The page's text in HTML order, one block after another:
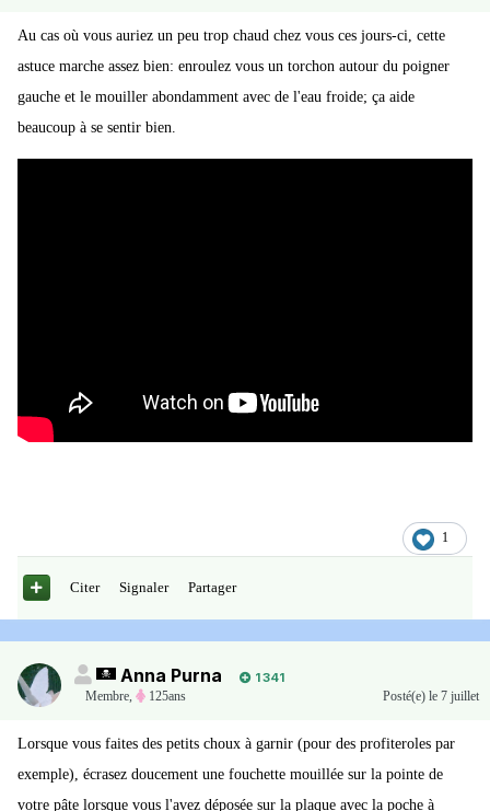
Au cas où vous auriez un peu trop chaud chez vous ces jours-ci, cette
astuce marche assez bien: enroulez vous un torchon autour du poigner
gauche et le mouiller abondamment avec de l'eau froide; ça aide
beaucoup à se sentir bien.
1
Citer Signaler Partager
Anna Purna
1 341
Membre
125ans Posté(e) le 7 juillet
Lorsque vous faites des petits choux à garnir (pour des profiteroles par
exemple), écrasez doucement une fouchette mouillée sur la pointe de
votre pâte lorsque vous l'avez déposée sur la plaque avec la poche à